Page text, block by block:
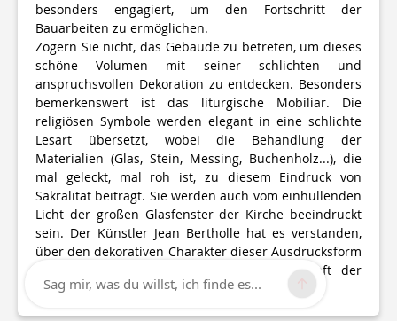
besonders engagiert, um den Fortschritt der
Bauarbeiten zu ermöglichen.
Zögern Sie nicht, das Gebäude zu betreten, um dieses
schöne Volumen mit seiner schlichten und
anspruchsvollen Dekoration zu entdecken. Besonders
bemerkenswert ist das liturgische Mobiliar. Die
religiösen Symbole werden elegant in eine schlichte
Lesart übersetzt, wobei die Behandlung der
Materialien (Glas, Stein, Messing, Buchenholz...), die
mal geleckt, mal roh ist, zu diesem Eindruck von
Sakralität beiträgt. Sie werden auch vom einhüllenden
Licht der großen Glasfenster der Kirche beeindruckt
sein. Der Künstler Jean Bertholle hat es verstanden,
über den dekorativen Charakter dieser Ausdrucksform
hinauszugehen, indem er die evokative Kraft der
Formen und Farben beherrschte.
Sag mir, was du willst, ich finde es...